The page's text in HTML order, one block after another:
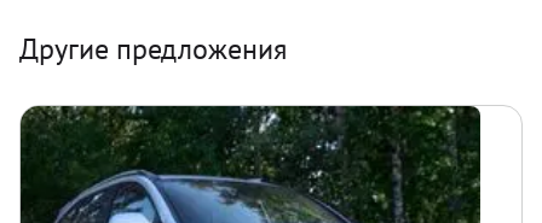
Другие предложения